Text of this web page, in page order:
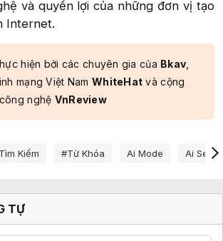
và quyền lợi của những đơn vị tạo
Internet.​
hiện bởi các chuyên gia của Bkav
mạng Việt Nam WhiteHat và cộng
nghệ VnReview
Kiếm #từ Khóa Ai Mode Ai
TỰ